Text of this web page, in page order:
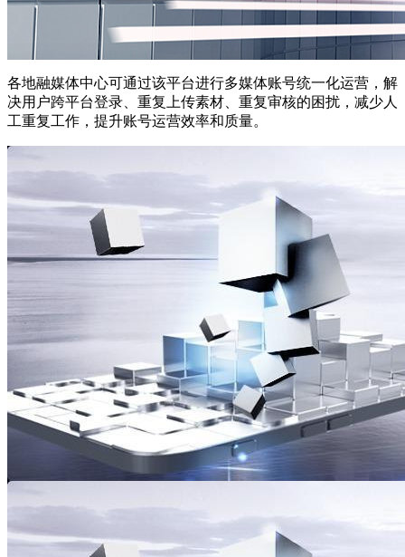
各地融媒体中心可通过该平台进行多媒体账号统一化运营，解
决用户跨平台登录、重复上传素材、重复审核的困扰，减少人
工重复工作，提升账号运营效率和质量。